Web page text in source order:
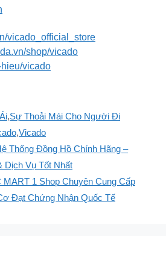
vicado_official_store
shop/vicado
vicado
,Sự Thoải Mái Cho Người Đi
,Vicado
Thống Đồng Hồ Chính Hãng –
Dịch Vụ Tốt Nhất
1 Shop Chuyên Cung Cấp
Đạt Chứng Nhận Quốc Tế